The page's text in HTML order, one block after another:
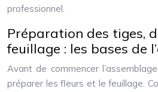
professionnel.
Préparation des tiges,
feuillage : les bases de
Avant de commencer
préparer les fleurs et le feuillage.